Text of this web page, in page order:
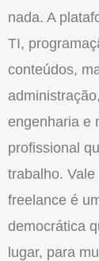
nada. A
TI,
conteúdos,
engenharia e
profissional
trabalho.
freelance é
democrática
lugar, para